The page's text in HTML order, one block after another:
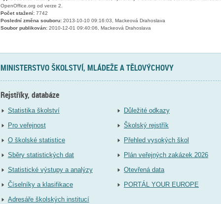
OpenOffice.org od verze 2.
Počet stažení:7742
Poslední změna souboru:2013-10-10 09:16:03, Mackeová Drahoslava
Soubor publikován:2010-12-01 09:40:06, Mackeová Drahoslava
MINISTERSTVO ŠKOLSTVÍ, MLÁDEŽE A TĚLOVÝCHOVY
Rejstříky, databáze
Statistika školství
Pro veřejnost
O školské statistice
Sběry statistických dat
Statistické výstupy a analýzy
Číselníky a klasifikace
Adresáře školských institucí
Důležité odkazy
Školský rejstřík
Přehled vysokých škol
Plán veřejných zakázek 2026
Otevřená data
PORTÁL YOUR EUROPE